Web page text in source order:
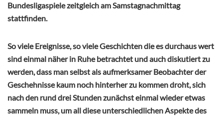
Bundesligaspiele zeitgleich am Samstagnachmittag
stattfinden.
So viele Ereignisse, so viele Geschichten die es durchaus wert
sind einmal näher in Ruhe betrachtet und auch diskutiert zu
werden, dass man selbst als aufmerksamer Beobachter der
Geschehnisse kaum noch hinterher zu kommen droht, sich
nach den rund drei Stunden zunächst einmal wieder etwas
sammeln muss, um all diese unterschiedlichen Aspekte des